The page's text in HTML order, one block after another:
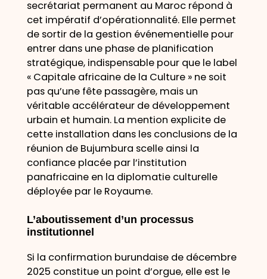
secrétariat permanent au Maroc répond à
cet impératif d’opérationnalité. Elle permet
de sortir de la gestion événementielle pour
entrer dans une phase de planification
stratégique, indispensable pour que le label
« Capitale africaine de la Culture » ne soit
pas qu’une fête passagère, mais un
véritable accélérateur de développement
urbain et humain. La mention explicite de
cette installation dans les conclusions de la
réunion de Bujumbura scelle ainsi la
confiance placée par l’institution
panafricaine en la diplomatie culturelle
déployée par le Royaume.
L’aboutissement d’un processus
institutionnel
Si la confirmation burundaise de décembre
2025 constitue un point d’orgue, elle est le